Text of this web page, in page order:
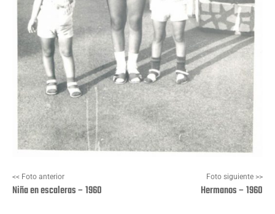
<< Foto anterior
Niña en escaleras – 1960
Foto siguiente >>
Hermanos – 1960